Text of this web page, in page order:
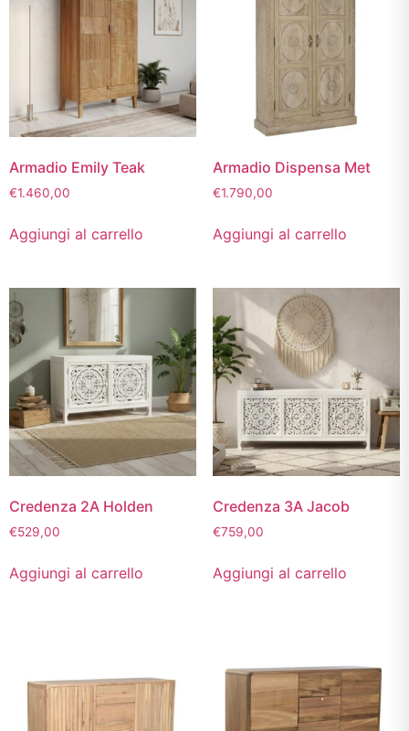
Armadio Emily Teak
€1.460,00
Aggiungi al carrello
Armadio Dispensa Met
€1.790,00
Aggiungi al carrello
Credenza 2A Holden
€529,00
Aggiungi al carrello
Credenza 3A Jacob
€759,00
Aggiungi al carrello